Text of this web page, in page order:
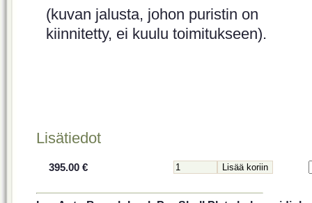
(kuvan jalusta, johon puristin on
kiinnitetty, ei kuulu toimitukseen).
Lisätiedot
395.00 €